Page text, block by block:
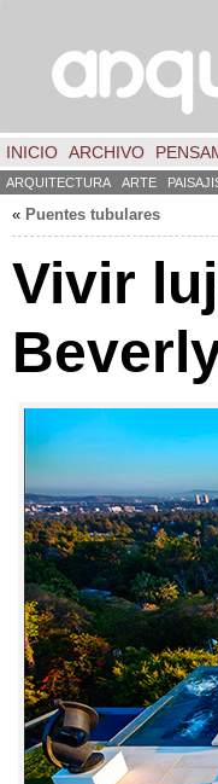
INICIO ARCHIVO
ARQUITECTURA ARTE
« Puentes tubulares
Vivir